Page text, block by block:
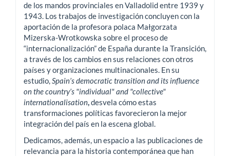
de los mandos provinciales en Valladolid entre 1939 y
1943. Los trabajos de investigación concluyen con la
aportación de la profesora polaca Małgorzata
Mizerska-Wrotkowska sobre el proceso de
“internacionalización” de España durante la Transición,
a través de los cambios en sus relaciones con otros
países y organizaciones multinacionales. En su
estudio,Spain’s democratic transition and its influence
on the country’s "individual" and "collective"
internationalisation,desvela cómo estas
transformaciones políticas favorecieron la mejor
integración del país en la escena global.
Dedicamos, además, un espacio a las publicaciones de
relevancia para la historia contemporánea que han